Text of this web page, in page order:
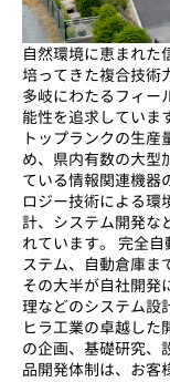
自然環境に恵まれた
培ってきた複合技術
多岐にわたるフィー
能性を追求していま
トップランクの生産
め、県内有数の大型
ている情報関連機器
ロジー技術による環
計、システム開発な
れています。 完全
ステム、自動倉庫ま
その大半が自社開発
理などのシステム設
ヒラ工業の卓越した
の企画、基礎研究、
品開発体制は、お客